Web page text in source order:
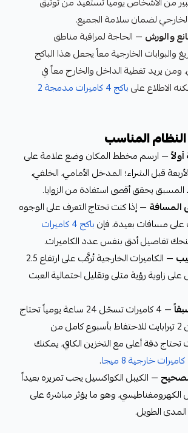
لضمان سلامة الجميع.
والورش — الحاجة لمراقبة مناطق
والبوابات الخارجية معاً يجعل هذا الباكج
ومن يريد تغطية الداخل والخارج معاً في
الاطلاع على
باكج 4 كاميرات مدمجة 2
المناسب
— ارسم مخطط المكان وضع علامة على
قبل الشراء؛ المدخل الأمامي، الخلفي،
المسبق يحقق أقصى استفادة من الزوايا.
المسافة — إذا كنت تحتاج التعرف على الوجوه
على مسافات بعيدة، فإن
باكج 4 كاميرات
تفاصيل أدق بنفس عدد الكاميرات.
— الكاميرات الخارجية تُركَّب على ارتفاع 2.5
على زاوية رؤية مثلى وتقليل احتمالية العبث
— 4 كاميرات تسجّل 24 ساعة يومياً تحتاج
هاردسك لا يقل عن 2 تيرابايت للاحتفاظ بأسبوع كامل من
تحتاج دقة أعلى مع التخزين الكافي، يمكنك
.
— الكيبل الكواكسيل يجب تمريره بعيداً
وهو ما يؤثر مباشرة على
الطويل.